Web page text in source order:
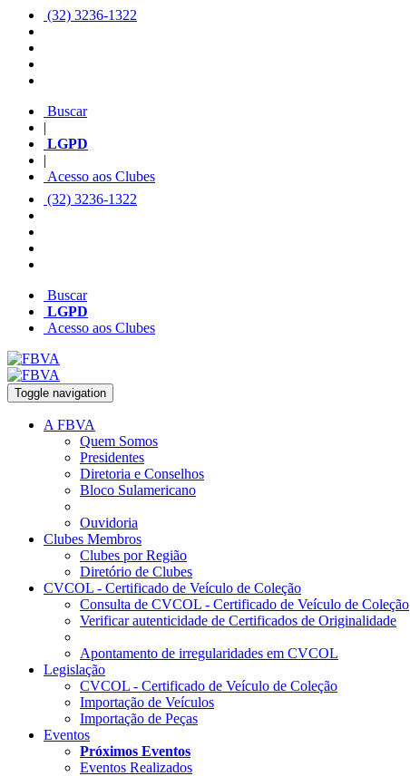
(32) 3236-1322
Buscar
|
LGPD
|
Acesso aos Clubes
(32) 3236-1322
Buscar
LGPD
Acesso aos Clubes
Toggle navigation
A FBVA
Quem Somos
Presidentes
Diretoria e Conselhos
Bloco Sulamericano
Ouvidoria
Clubes Membros
Clubes por Região
Diretório de Clubes
CVCOL - Certificado de Veículo de Coleção
Consulta de CVCOL - Certificado de Veículo de Coleção
Verificar autenticidade de Certificados de Originalidade
Apontamento de irregularidades em CVCOL
Legislação
CVCOL - Certificado de Veículo de Coleção
Importação de Veículos
Importação de Peças
Eventos
Próximos Eventos
Eventos Realizados